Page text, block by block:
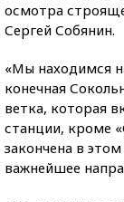
осмотра
Сергей Собянин.
«Мы находимся
конечная
ветка, которая
станции, кроме
закончена в
важнейшее